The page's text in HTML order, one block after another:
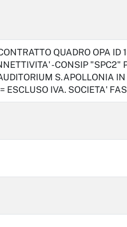
QUADRO OPA
-CONSIP "SPC2"
S.APOLLONIA
ESCLUSO IVA. SOCIETA'